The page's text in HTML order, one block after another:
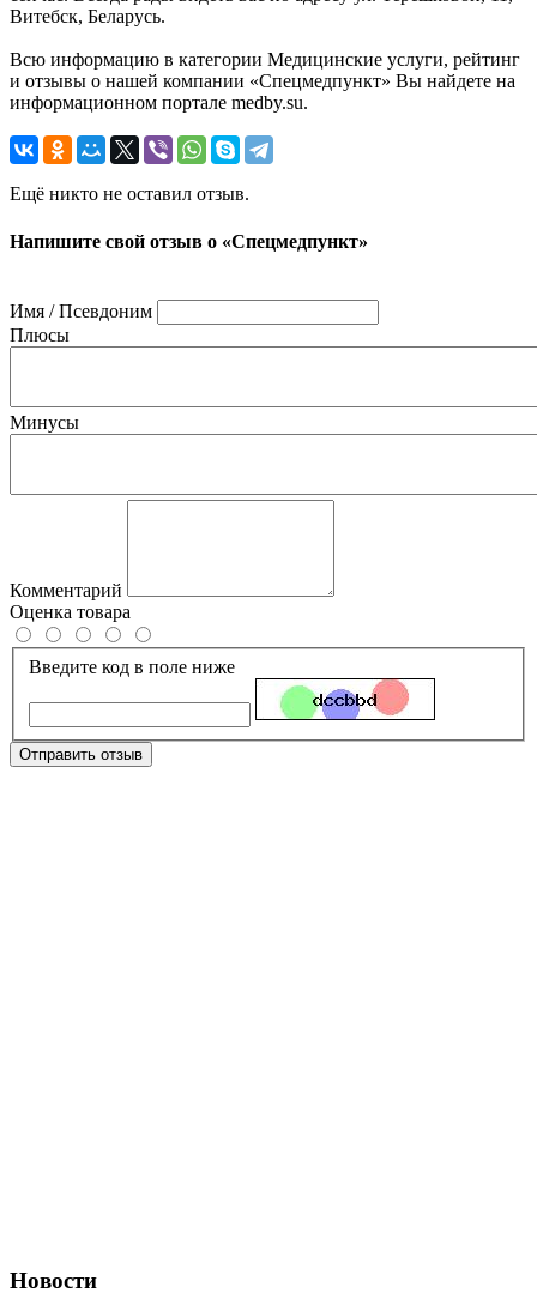
Витебск, Беларусь.
Всю информацию в категории Медицинские услуги, рейтинг
и отзывы о нашей компании «Спецмедпункт» Вы найдете на
информационном портале medby.su.
Ещё никто не оставил отзыв.
Напишите свой отзыв о «Спецмедпункт»
Имя / Псевдоним
Плюсы
Минусы
Комментарий
Оценка товара
Введите код в поле ниже
Отправить отзыв
Новости